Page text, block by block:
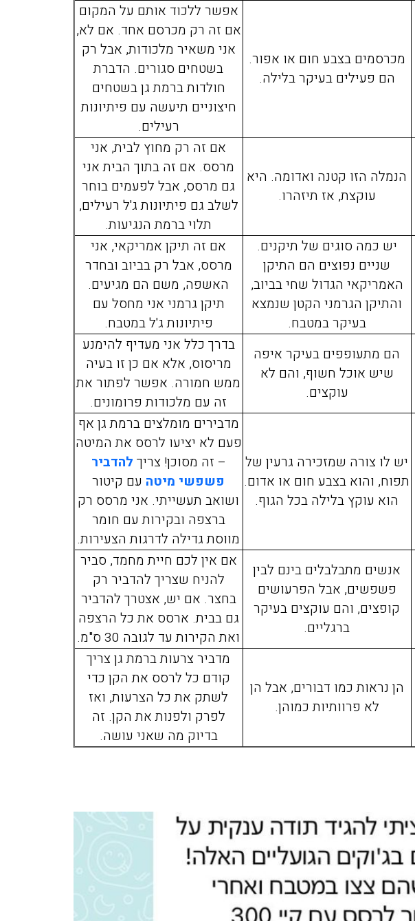
מיכה אלפסי
17/02/2019
התקשרתי אליכם בערב לגבי
הדברה של ג'וקים בדירה בפרדס
חנה, אחרי 50 דקות המדביר כבר
היה פה, פשוט תענוג של שירות
אין דברים כאלה. תודה
חזרנו מחול ומסתבר
איתנו מה שנקרא פשפש
לא ידענו בהתחלה ממה
נעקצים בלילה זה היה
כולם כבר החליטו שיש לנו
פשפשים בכל הבית עד
אליכם מהמלצה שקיבלנו
חברים שלנו, הגיע המדביר
מטעמכם בדק וראה שיש
לעשות טיפול רק בחדר
הוגן, יושרה, אין לי ספק
וכאשר אצטרך מדביר
מכרסמים בצבע חום או אפור.
הם פעילים בעיקר בלילה.
אפשר ללכוד אותם על המקום
אם זה רק מכרסם אחד. אם לא,
אני משאיר מלכודות, אבל רק
בשטחים סגורים. הדברת
חולדות ברמת גן בשטחים
חיצוניים תיעשה עם פיתיונות
רעילים.
הנמלה הזו קטנה ואדומה. היא
עוקצת, אז תיזהרו.
אם זה רק מחוץ לבית, אני
מרסס. אם זה בתוך הבית אני
גם מרסס, אבל לפעמים בוחר
לשלב גם פיתיונות ג'ל רעילים,
תלוי ברמת הנגיעות.
יש כמה סוגים של תיקנים.
שניים נפוצים הם התיקן
האמריקאי הגדול שחי בביוב,
והתיקן הגרמני הקטן שנמצא
בעיקר במטבח.
אם זה תיקן אמריקאי, אני
מרסס, אבל רק בביוב ובחדר
האשפה, משם הם מגיעים.
תיקן גרמני אני מחסל עם
פיתיונות ג'ל במטבח.
הם מתעופפים בעיקר איפה
שיש אוכל חשוף, והם לא
עוקצים.
בדרך כלל אני מעדיף להימנע
מריסוס, אלא אם כן זו בעיה
ממש חמורה. אפשר לפתור את
זה עם מלכודות פרומונים.
יש לו צורה שמזכירה גרעין של
תפוח, והוא בצבע חום או אדום.
הוא עוקץ בלילה בכל הגוף.
מדבירים מומלצים ברמת גן אף
פעם לא יציעו לרסס את המיטה
– זה מסוכן! צריך להדביר
פשפשי מיטה עם קיטור
ושואב תעשייתי. אני מרסס רק
ברצפה ובקירות עם חומר
מווסת גדילה לדרגות הצעירות.
אנשים מתבלבלים בינם לבין
פשפשים, אבל הפרעושים
קופצים, והם עוקצים בעיקר
ברגליים.
אם אין לכם חיית מחמד, סביר
להניח שצריך להדביר רק
בחצר. אם יש, אצטרך להדביר
גם בבית. ארסס את כל הרצפה
ואת הקירות עד לגובה 30 ס"מ.
הן נראות כמו דבורים, אבל הן
לא פרוותיות כמוהן.
מדביר צרעות ברמת גן צריך
קודם כל לרסס את הקן כדי
לשתק את כל הצרעות, ואז
לפרק ולפנות את הקן. זה
בדיוק מה שאני עושה.